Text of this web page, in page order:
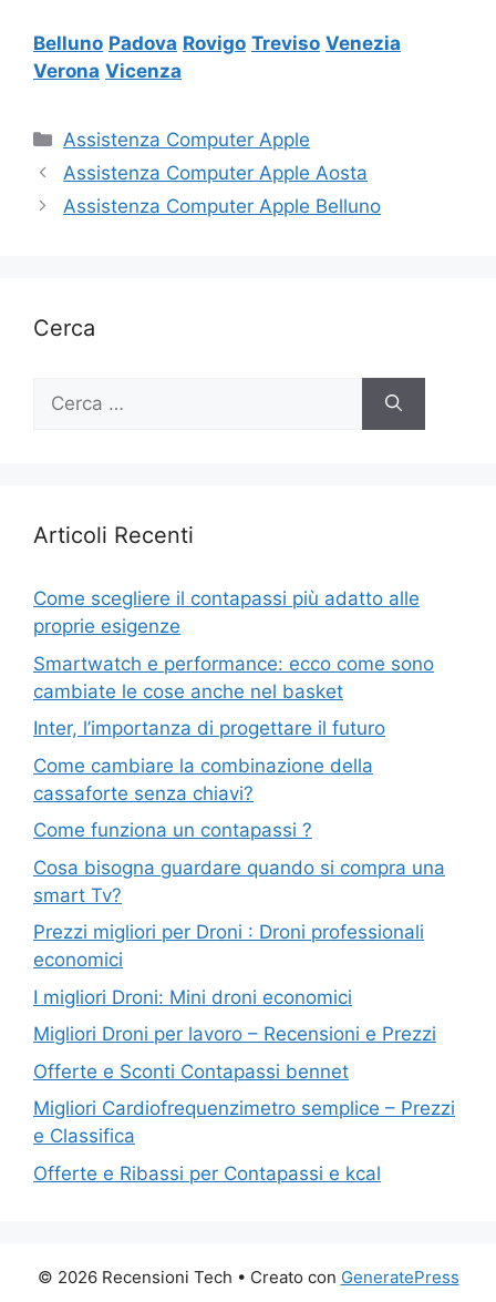
Belluno Padova Rovigo Treviso Venezia
Verona Vicenza
Categorie
Assistenza Computer Apple
Assistenza Computer Apple Aosta
Assistenza Computer Apple Belluno
Cerca
Ricerca
Articoli Recenti
Come scegliere il contapassi più adatto alle
proprie esigenze
Smartwatch e performance: ecco come sono
cambiate le cose anche nel basket
Inter, l’importanza di progettare il futuro
Come cambiare la combinazione della
cassaforte senza chiavi?
Come funziona un contapassi ?
Cosa bisogna guardare quando si compra una
smart Tv?
Prezzi migliori per Droni : Droni professionali
economici
I migliori Droni: Mini droni economici
Migliori Droni per lavoro – Recensioni e Prezzi
Offerte e Sconti Contapassi bennet
Migliori Cardiofrequenzimetro semplice – Prezzi
e Classifica
Offerte e Ribassi per Contapassi e kcal
© 2026 Recensioni Tech • Creato con GeneratePress